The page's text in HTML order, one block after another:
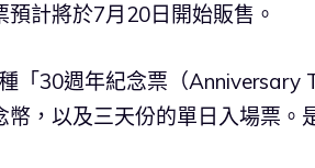
計將於7月20日開始販售。
「30週年紀念票（Anniversary
，以及三天份的單日入場票。